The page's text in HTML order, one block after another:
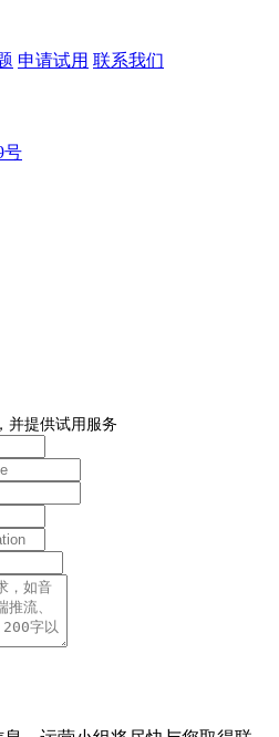
申请试用 联系我们
号
并提供试用服务